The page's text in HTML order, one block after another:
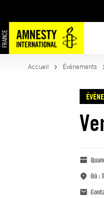
Accueil Évènements
Où :